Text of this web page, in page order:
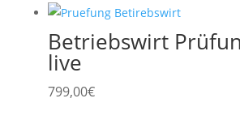
Betriebswirt
live
799,00€